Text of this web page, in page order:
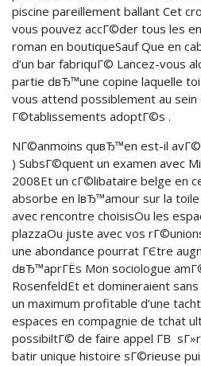
piscine pareillement ballant Cet
vous pouvez accГ©der tous les
roman en boutiqueSauf Que en
d’un bar fabriquГ© Lancez-vous
partie dвЂ™une copine laquelle
vous attend possiblement au sein
Г©tablissements adoptГ©s .
NГ©anmoins quвЂ™en est-il
) SubsГ©quent un examen avec
2008Et un cГ©libataire belge en
absorbe en lвЂ™amour sur la
avec rencontre choisisOu les
plazzaOu juste avec vos
une abondance pourrat ГЄtre
dвЂ™aprГЁs Mon sociologue
RosenfeldEt et domineraient
un maximum profitable d’une
espaces en compagnie de tchat
possibiltГ© de faire appel Г­В
batir unique histoire sГ©rieuse